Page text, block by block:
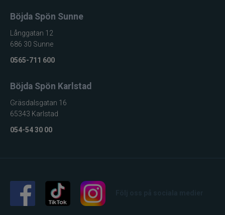
Böjda Spön Sunne
Långgatan 12
686 30 Sunne
0565-711 600
Böjda Spön Karlstad
Gräsdalsgatan 16
65343 Karlstad
054-54 30 00